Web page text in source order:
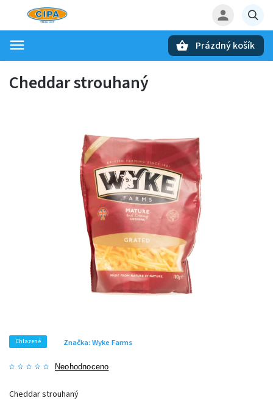
Prázdný košík
Cheddar strouhaný
Chlazené
Neohodnoceno
Značka: Wyke Farms
Cheddar strouhaný